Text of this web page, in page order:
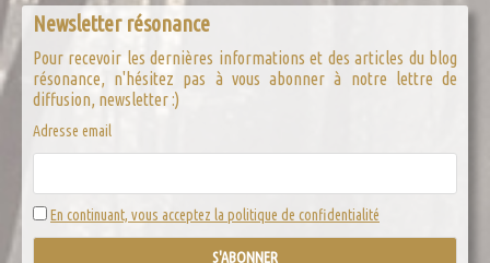
Newsletter résonance
Pour recevoir les dernières informations et des articles du blog
résonance, n'hésitez pas à vous abonner à notre lettre de
diffusion, newsletter :)
Adresse email
En continuant, vous acceptez la politique de confidentialité